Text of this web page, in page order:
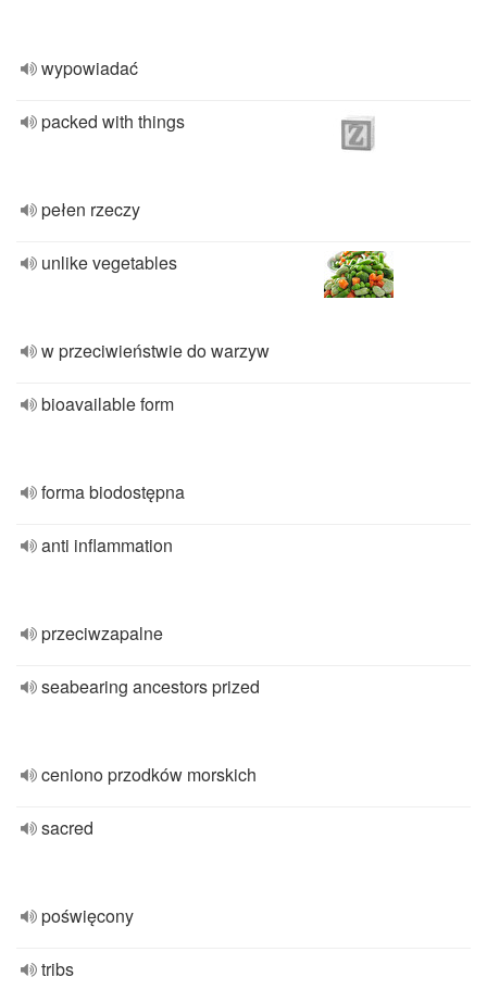
wypowiadać
packed with things
pełen rzeczy
unlike vegetables
w przeciwieństwie do warzyw
bioavailable form
forma biodostępna
anti inflammation
przeciwzapalne
seabearing ancestors prized
ceniono przodków morskich
sacred
poświęcony
tribs